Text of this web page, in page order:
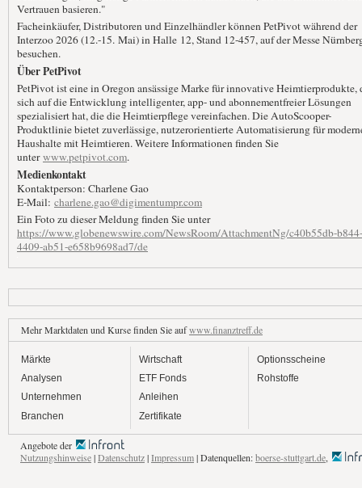
Vertrauen basieren."
Facheinkäufer, Distributoren und Einzelhändler können PetPivot während der
Interzoo 2026 (12.-15. Mai) in Halle 12, Stand 12-457, auf der Messe
besuchen.
Über PetPivot
PetPivot ist eine in Oregon ansässige Marke für innovative Heimtierprodukte,
sich auf die Entwicklung intelligenter, app- und abonnementfreier Lösungen
spezialisiert hat, die die Heimtierpflege vereinfachen. Die AutoScooper-
Produktlinie bietet zuverlässige, nutzerorientierte Automatisierung für
Haushalte mit Heimtieren. Weitere Informationen finden Sie
unterwww.petpivot.com.
Medienkontakt
Kontaktperson: Charlene Gao
E-Mail: charlene.gao@digimentumpr.com
Ein Foto zu dieser Meldung finden Sie unter
https://www.globenewswire.com/NewsRoom/AttachmentNg/c40b55db-b844-
4409-ab51-e658b9698ad7/de
Mehr Marktdaten und Kurse finden Sie aufwww.finanztreff.de
Märkte
Analysen
Unternehmen
Branchen
Wirtschaft
ETF Fonds
Anleihen
Zertifikate
Optionsscheine
Rohstoffe
Angebote der
Nutzungshinweise|Datenschutz|Impressum| Datenquellen:boerse-stuttgart.de,